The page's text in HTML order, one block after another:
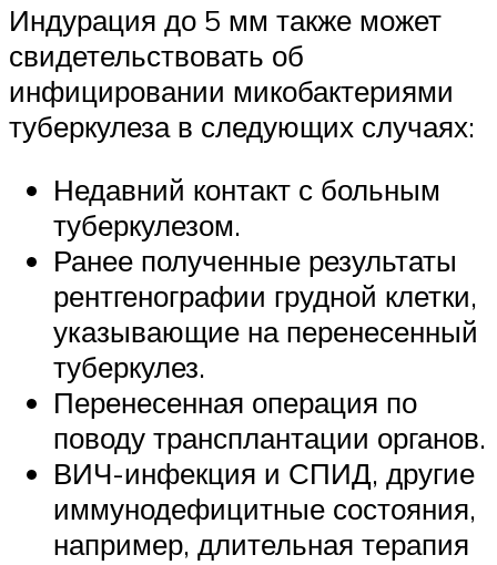
Индурация до 5 мм также может
свидетельствовать об
инфицировании микобактериями
туберкулеза в следующих случаях:
Недавний контакт с больным
туберкулезом.
Ранее полученные результаты
рентгенографии грудной клетки,
указывающие на перенесенный
туберкулез.
Перенесенная операция по
поводу трансплантации органов.
ВИЧ-инфекция и СПИД, другие
иммунодефицитные состояния,
например, длительная терапия